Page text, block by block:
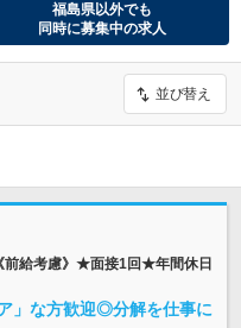
福島県以外でも
同時に募集中の求人
並び替え
前給考慮》★面接1回★年間休日
」な方歓迎◎分解を仕事に